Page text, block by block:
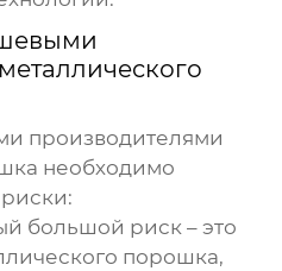
производителями
необходимо
большой риск – это
порошка,